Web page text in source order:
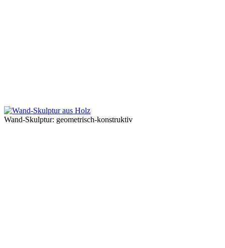
Wand-Skulptur: geometrisch-konstruktiv